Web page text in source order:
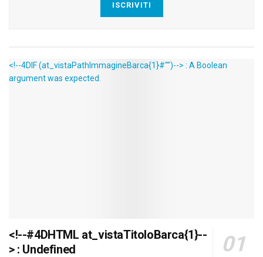
ISCRIVITI
<!--4DIF (at_vistaPathImmagineBarca{1}#"")--> : A Boolean
argument was expected.
<!--#4DHTML at_vistaTitoloBarca{1}--
> : Undefined